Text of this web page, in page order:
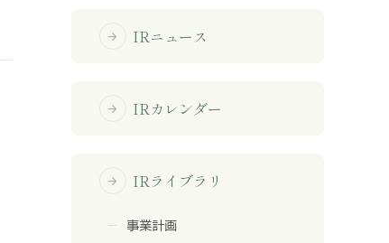
arrow_forward IRニュース
arrow_forward IRカレンダー
arrow_forward IRライブラリ
事業計画